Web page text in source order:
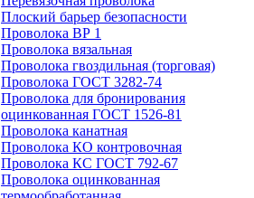
Плоский барьер безопасности
Проволока ВР 1
Проволока вязальная
Проволока гвоздильная (торговая)
Проволока ГОСТ 3282-74
Проволока для бронирования
оцинкованная ГОСТ 1526-81
Проволока канатная
Проволока КО контровочная
Проволока КС ГОСТ 792-67
Проволока оцинкованная